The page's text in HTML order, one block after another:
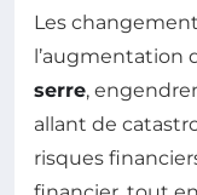
Les
l’augmentation
serre,
allant de
risques